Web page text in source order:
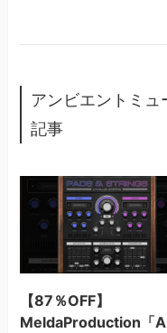
アンビエントミ
記事
【87％OFF】
MeldaProduction「